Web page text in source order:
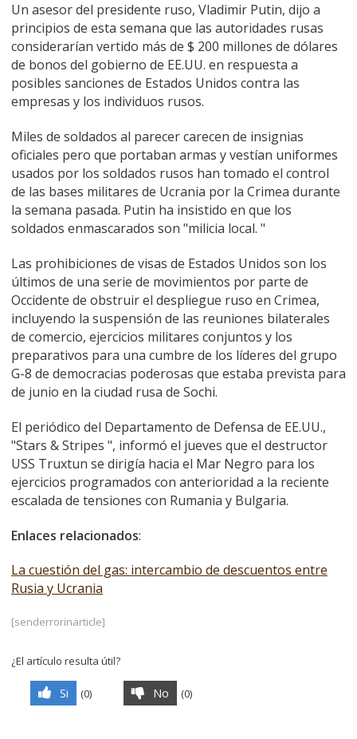
Un asesor del presidente ruso, Vladimir Putin, dijo a
principios de esta semana que las autoridades rusas
considerarían vertido más de $ 200 millones de dólares
de bonos del gobierno de EE.UU. en respuesta a
posibles sanciones de Estados Unidos contra las
empresas y los individuos rusos.
Miles de soldados al parecer carecen de insignias
oficiales pero que portaban armas y vestían uniformes
usados por los soldados rusos han tomado el control
de las bases militares de Ucrania por la Crimea durante
la semana pasada. Putin ha insistido en que los
soldados enmascarados son "milicia local. "
Las prohibiciones de visas de Estados Unidos son los
últimos de una serie de movimientos por parte de
Occidente de obstruir el despliegue ruso en Crimea,
incluyendo la suspensión de las reuniones bilaterales
de comercio, ejercicios militares conjuntos y los
preparativos para una cumbre de los líderes del grupo
G-8 de democracias poderosas que estaba prevista para
de junio en la ciudad rusa de Sochi.
El periódico del Departamento de Defensa de EE.UU.,
"Stars & Stripes ", informó el jueves que el destructor
USS Truxtun se dirigía hacia el Mar Negro para los
ejercicios programados con anterioridad a la reciente
escalada de tensiones con Rumania y Bulgaria.
Enlaces relacionados:
La cuestión del gas: intercambio de descuentos entre
Rusia y Ucrania
[senderrorinarticle]
¿El artículo resulta útil?
Si (0) No (0)